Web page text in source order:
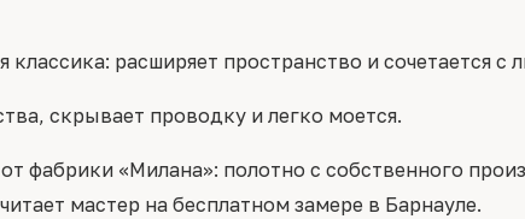
классика: расширяет пространство и сочетается
скрывает проводку и легко моется.
фабрики «Милана»: полотно с собственного
мастер на бесплатном замере в Барнауле.